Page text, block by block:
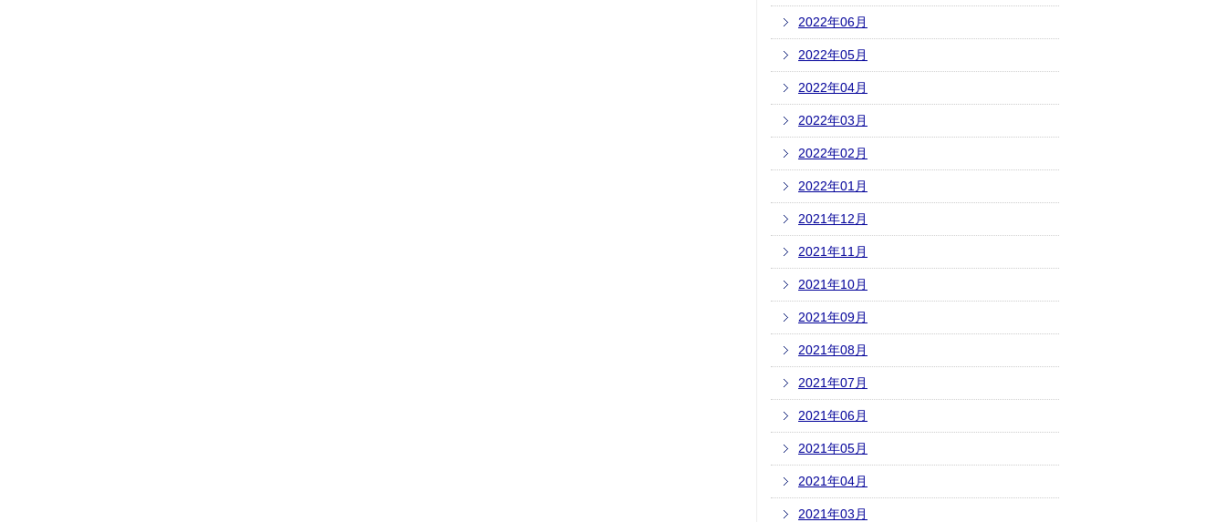
2022年06月
2022年05月
2022年04月
2022年03月
2022年02月
2022年01月
2021年12月
2021年11月
2021年10月
2021年09月
2021年08月
2021年07月
2021年06月
2021年05月
2021年04月
2021年03月